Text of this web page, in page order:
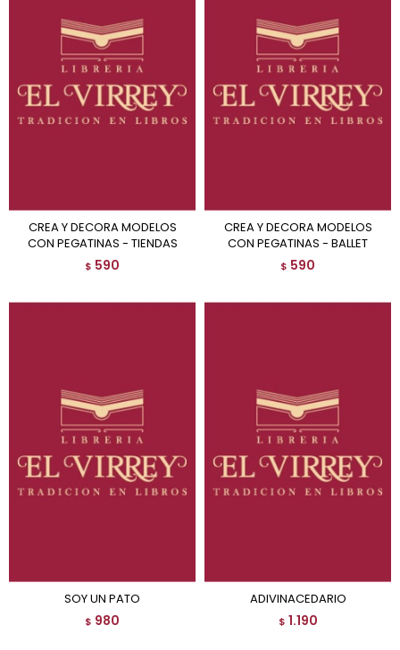
CREA Y DECORA MODELOS
CON PEGATINAS - TIENDAS
$ 590
CREA Y DECORA MODELOS
CON PEGATINAS - BALLET
$ 590
SOY UN PATO
$ 980
ADIVINACEDARIO
$ 1.190